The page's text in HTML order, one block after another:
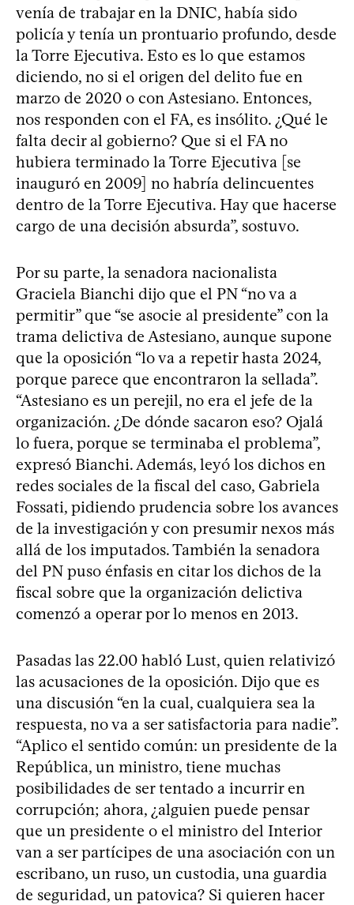
venía de trabajar en la DNIC, había sido
policía y tenía un prontuario profundo, desde
la Torre Ejecutiva. Esto es lo que estamos
diciendo, no si el origen del delito fue en
marzo de 2020 o con Astesiano. Entonces,
nos responden con el FA, es insólito. ¿Qué le
falta decir al gobierno? Que si el FA no
hubiera terminado la Torre Ejecutiva [se
inauguró en 2009] no habría delincuentes
dentro de la Torre Ejecutiva. Hay que hacerse
cargo de una decisión absurda”, sostuvo.
Por su parte, la senadora nacionalista
Graciela Bianchi dijo que el PN “no va a
permitir” que “se asocie al presidente” con la
trama delictiva de Astesiano, aunque supone
que la oposición “lo va a repetir hasta 2024,
porque parece que encontraron la sellada”.
“Astesiano es un perejil, no era el jefe de la
organización. ¿De dónde sacaron eso? Ojalá
lo fuera, porque se terminaba el problema”,
expresó Bianchi. Además, leyó los dichos en
redes sociales de la fiscal del caso, Gabriela
Fossati, pidiendo prudencia sobre los avances
de la investigación y con presumir nexos más
allá de los imputados. También la senadora
del PN puso énfasis en citar los dichos de la
fiscal sobre que la organización delictiva
comenzó a operar por lo menos en 2013.
Pasadas las 22.00 habló Lust, quien relativizó
las acusaciones de la oposición. Dijo que es
una discusión “en la cual, cualquiera sea la
respuesta, no va a ser satisfactoria para nadie”.
“Aplico el sentido común: un presidente de la
República, un ministro, tiene muchas
posibilidades de ser tentado a incurrir en
corrupción; ahora, ¿alguien puede pensar
que un presidente o el ministro del Interior
van a ser partícipes de una asociación con un
escribano, un ruso, un custodia, una guardia
de seguridad, un patovica? Si quieren hacer